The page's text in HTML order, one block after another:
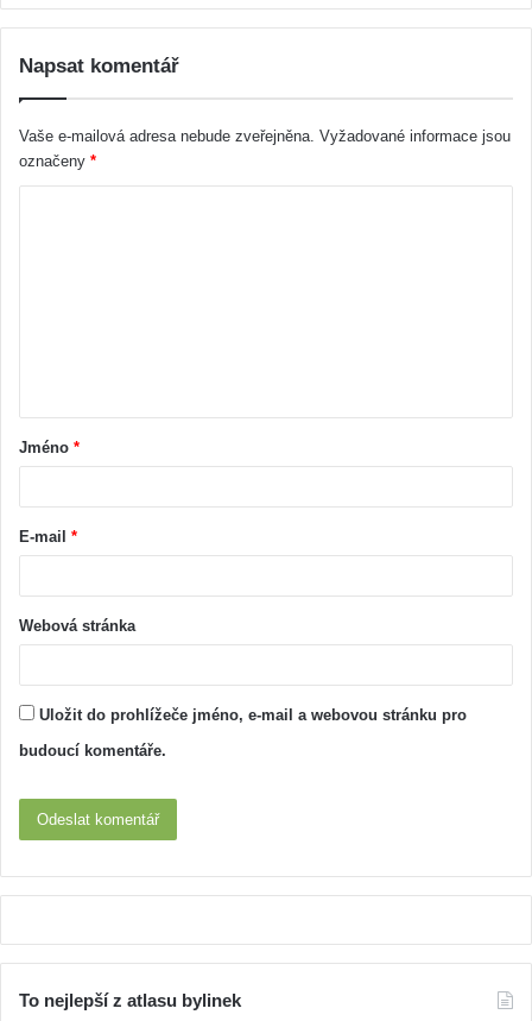
Napsat komentář
Vaše e-mailová adresa nebude zveřejněna. Vyžadované informace jsou
označeny *
Jméno *
E-mail *
Webová stránka
Uložit do prohlížeče jméno, e-mail a webovou stránku pro
budoucí komentáře.
To nejlepší z atlasu bylinek